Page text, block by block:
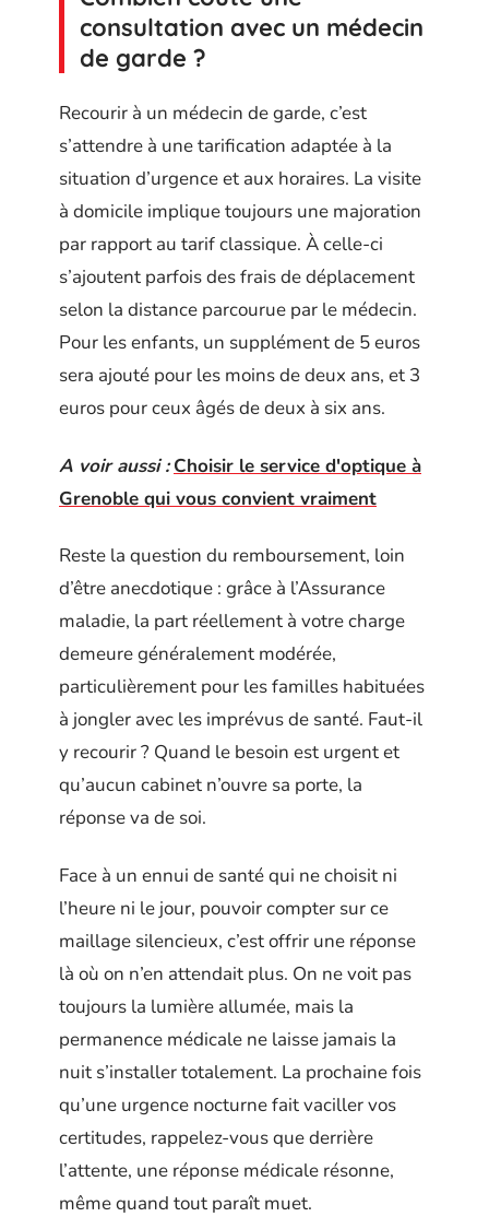
consultation avec un médecin
de garde ?
Recourir à un médecin de garde, c’est
s’attendre à une tarification adaptée à la
situation d’urgence et aux horaires. La visite
à domicile implique toujours une majoration
par rapport au tarif classique. À celle-ci
s’ajoutent parfois des frais de déplacement
selon la distance parcourue par le médecin.
Pour les enfants, un supplément de 5 euros
sera ajouté pour les moins de deux ans, et 3
euros pour ceux âgés de deux à six ans.
A voir aussi : Choisir le service d'optique à
Grenoble qui vous convient vraiment
Reste la question du remboursement, loin
d’être anecdotique : grâce à l’Assurance
maladie, la part réellement à votre charge
demeure généralement modérée,
particulièrement pour les familles habituées
à jongler avec les imprévus de santé. Faut-il
y recourir ? Quand le besoin est urgent et
qu’aucun cabinet n’ouvre sa porte, la
réponse va de soi.
Face à un ennui de santé qui ne choisit ni
l’heure ni le jour, pouvoir compter sur ce
maillage silencieux, c’est offrir une réponse
là où on n’en attendait plus. On ne voit pas
toujours la lumière allumée, mais la
permanence médicale ne laisse jamais la
nuit s’installer totalement. La prochaine fois
qu’une urgence nocturne fait vaciller vos
certitudes, rappelez-vous que derrière
l’attente, une réponse médicale résonne,
même quand tout paraît muet.